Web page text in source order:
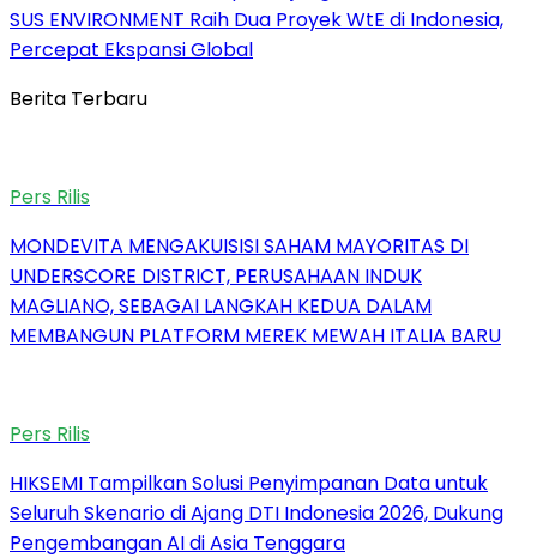
SUS ENVIRONMENT Raih Dua Proyek WtE di Indonesia,
Percepat Ekspansi Global
Berita Terbaru
Pers Rilis
MONDEVITA MENGAKUISISI SAHAM MAYORITAS DI
UNDERSCORE DISTRICT, PERUSAHAAN INDUK
MAGLIANO, SEBAGAI LANGKAH KEDUA DALAM
MEMBANGUN PLATFORM MEREK MEWAH ITALIA BARU
Pers Rilis
HIKSEMI Tampilkan Solusi Penyimpanan Data untuk
Seluruh Skenario di Ajang DTI Indonesia 2026, Dukung
Pengembangan AI di Asia Tenggara